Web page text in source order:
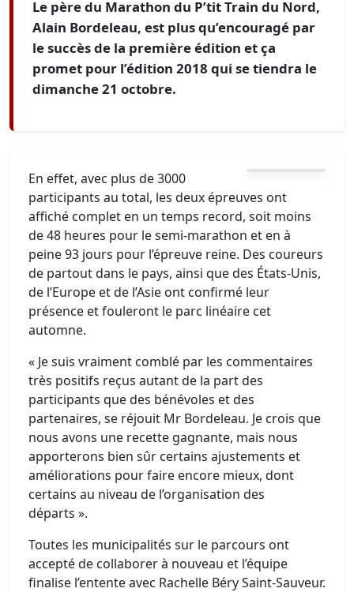
Le père du Marathon du P’tit Train du Nord,
Alain Bordeleau, est plus qu’encouragé par
le succès de la première édition et ça
promet pour l’édition 2018 qui se tiendra le
dimanche 21 octobre.
En effet, avec plus de 3000
participants au total, les deux épreuves ont
affiché complet en un temps record, soit moins
de 48 heures pour le semi-marathon et en à
peine 93 jours pour l’épreuve reine. Des coureurs
de partout dans le pays, ainsi que des États-Unis,
de l’Europe et de l’Asie ont confirmé leur
présence et fouleront le parc linéaire cet
automne.
« Je suis vraiment comblé par les commentaires
très positifs reçus autant de la part des
participants que des bénévoles et des
partenaires, se réjouit Mr Bordeleau. Je crois que
nous avons une recette gagnante, mais nous
apporterons bien sûr certains ajustements et
améliorations pour faire encore mieux, dont
certains au niveau de l’organisation des
départs ».
Toutes les municipalités sur le parcours ont
accepté de collaborer à nouveau et l’équipe
finalise l’entente avec Rachelle Béry Saint-Sauveur.